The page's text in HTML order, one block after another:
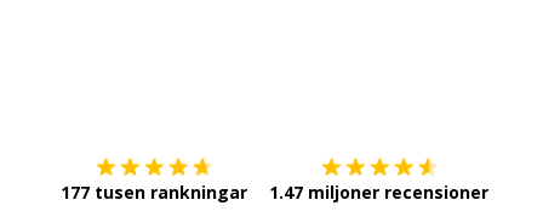
177 tusen rankningar 1.47 miljoner recensioner